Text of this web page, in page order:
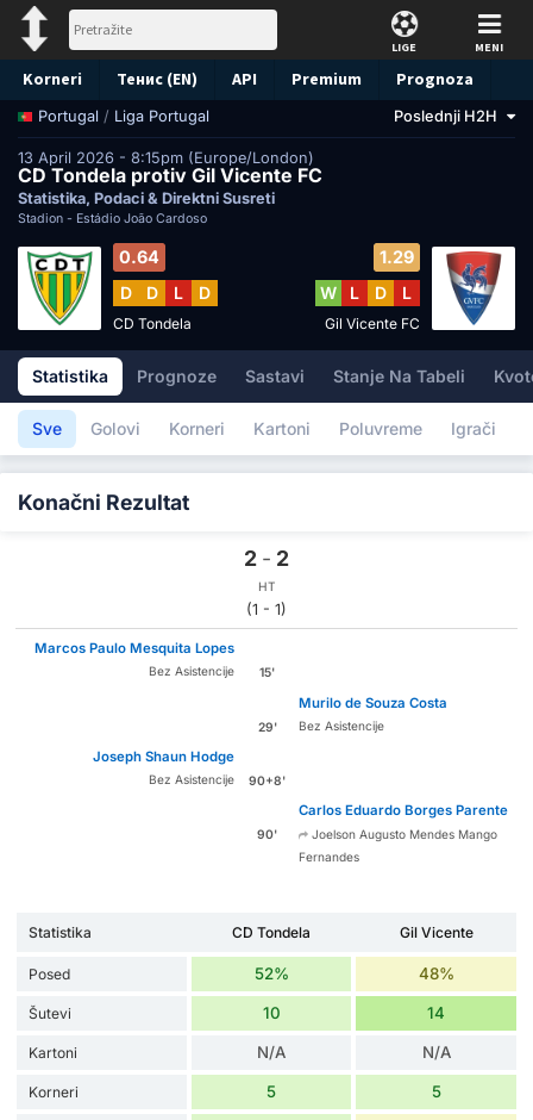
LIGE MENI
Korneri Тенис (EN) API Premium Prognoza
Portugal / Liga Portugal Poslednji H2H
13 April 2026 - 8:15pm (Europe/London)
CD Tondela protiv Gil Vicente FC
Statistika, Podaci & Direktni Susreti
Stadion - Estádio João Cardoso
0.64
D
D L D
CD Tondela
1.29
W
L D L
Gil Vicente FC
Statistika Prognoze Sastavi Stanje Na Tabeli
Sve Golovi Korneri Kartoni Poluvreme Igrači
Konačni Rezultat
2 - 2
HT
(1 - 1)
Marcos Paulo Mesquita Lopes
Bez Asistencije 15'
29'
Murilo de Souza Costa
Bez Asistencije
Joseph Shaun Hodge
Bez Asistencije 90+8'
90'
Carlos Eduardo Borges Parente
Joelson Augusto Mendes Mango
Fernandes
Statistika CD Tondela Gil Vicente
Posed 52% 48%
Šutevi 10 14
Kartoni N/A N/A
Korneri 5 5